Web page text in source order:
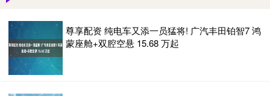
尊享配资 纯电车又添一员猛将! 广汽丰田铂智7 鸿
蒙座舱+双腔空悬 15.68 万起